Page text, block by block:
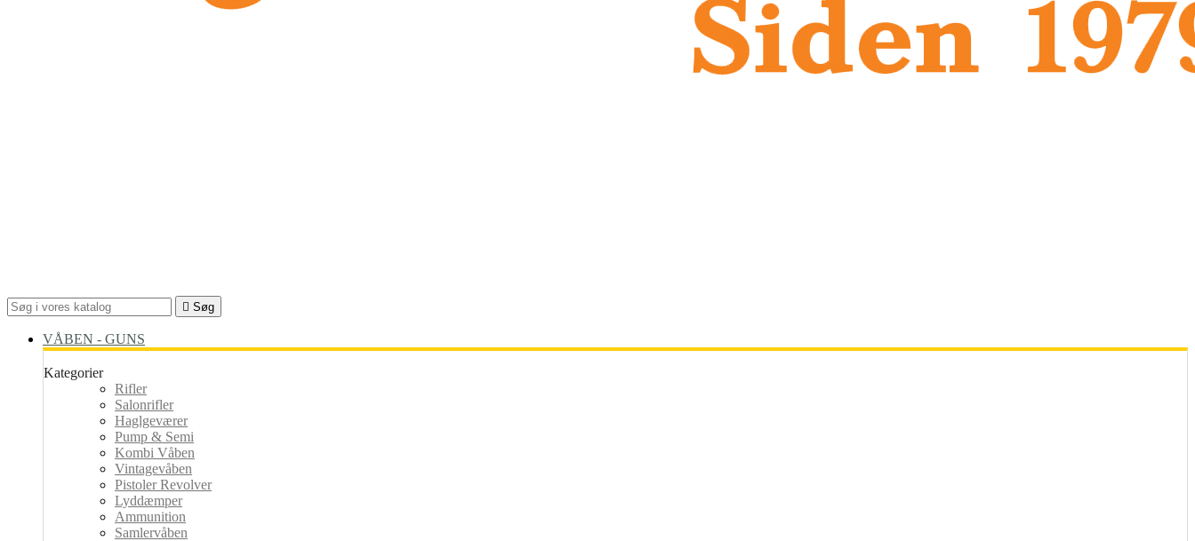
 Søg
VÅBEN - GUNS
Kategorier
Rifler
Salonrifler
Haglgeværer
Pump & Semi
Kombi Våben
Vintagevåben
Pistoler Revolver
Lyddæmper
Ammunition
Samlervåben